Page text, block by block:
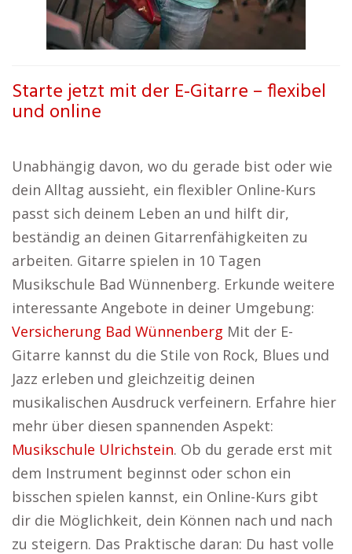
Starte jetzt mit der E-Gitarre – flexibel
und online
Unabhängig davon, wo du gerade bist oder wie
dein Alltag aussieht, ein flexibler Online-Kurs
passt sich deinem Leben an und hilft dir,
beständig an deinen Gitarrenfähigkeiten zu
arbeiten. Gitarre spielen in 10 Tagen
Musikschule Bad Wünnenberg. Erkunde weitere
interessante Angebote in deiner Umgebung:
Versicherung Bad Wünnenberg Mit der E-
Gitarre kannst du die Stile von Rock, Blues und
Jazz erleben und gleichzeitig deinen
musikalischen Ausdruck verfeinern. Erfahre hier
mehr über diesen spannenden Aspekt:
Musikschule Ulrichstein. Ob du gerade erst mit
dem Instrument beginnst oder schon ein
bisschen spielen kannst, ein Online-Kurs gibt
dir die Möglichkeit, dein Können nach und nach
zu steigern. Das Praktische daran: Du hast volle